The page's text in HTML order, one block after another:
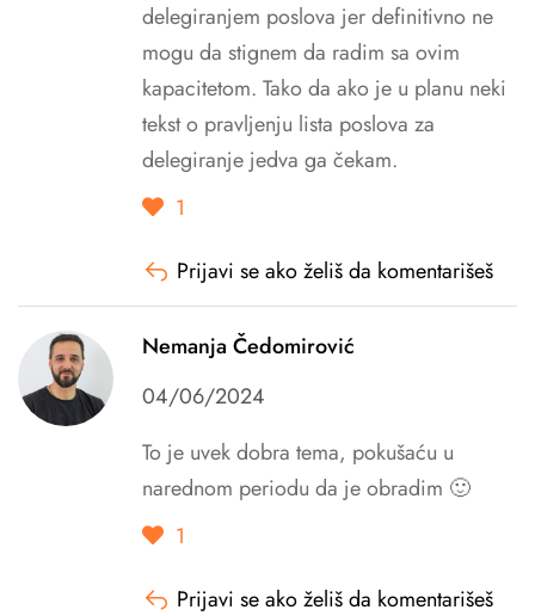
delegiranjem poslova jer definitivno ne
mogu da stignem da radim sa ovim
kapacitetom. Tako da ako je u planu neki
tekst o pravljenju lista poslova za
delegiranje jedva ga čekam.
1
Prijavi se ako želiš da komentarišeš
Nemanja Čedomirović
04/06/2024
To je uvek dobra tema, pokušaću u
narednom periodu da je obradim 🙂
1
Prijavi se ako želiš da komentarišeš